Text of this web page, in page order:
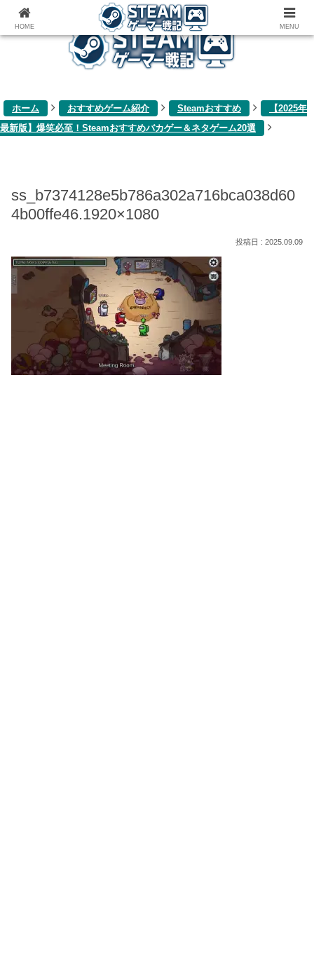
ゲーム関連雑記ブログ
ホーム おすすめゲーム紹介 Steamおすすめ
【2025年
最新版】爆笑必至！Steamおすすめバカゲー＆ネタゲーム20選
ss_b7374128e5b786a302a716bca038d60
4b00ffe46.1920×1080
2025.09.09
HOME MENU